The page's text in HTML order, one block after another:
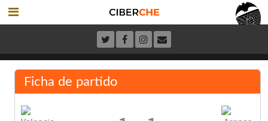
Ficha de partido